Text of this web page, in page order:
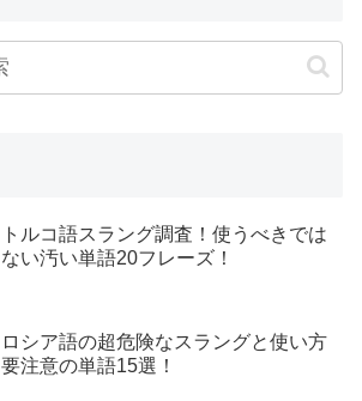
トルコ語スラング調査！使うべきでは
ない汚い単語20フレーズ！
ロシア語の超危険なスラングと使い方
要注意の単語15選！